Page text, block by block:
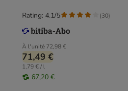
À l'unité 72,98 €
71,49 €
1,79 € / l
67,20 €
Rating: 4.1/5 (30)